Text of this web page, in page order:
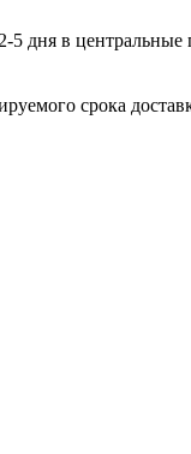
дня в центральные
срока